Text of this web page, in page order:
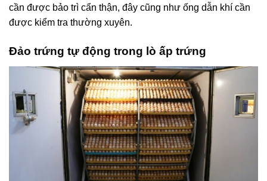
cần được bảo trì cẩn thận, đây cũng như ống dẫn khí cần
được kiểm tra thường xuyên.
Đảo trứng tự động trong lò ấp trứng